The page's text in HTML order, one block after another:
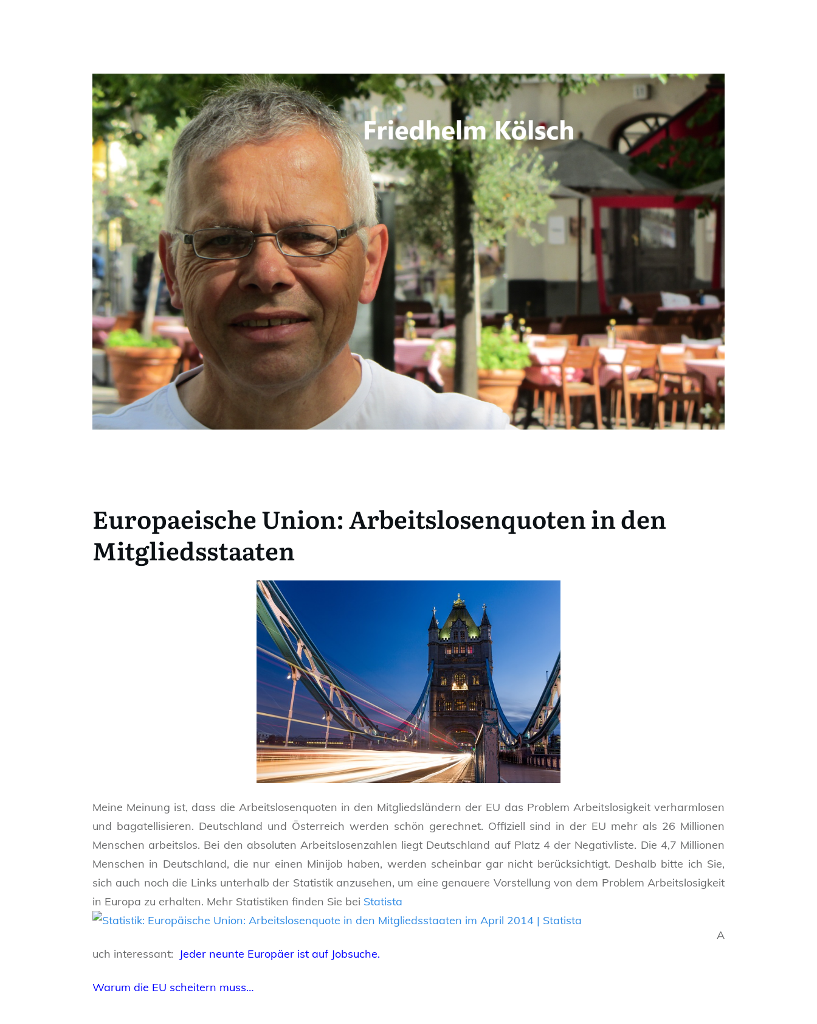
Europaeische Union: Arbeitslosenquoten in den
Mitgliedsstaaten
Meine Meinung ist, dass die Arbeitslosenquoten in den Mitgliedsländern der EU das Problem Arbeitslosigkeit verharmlosen
und bagatellisieren. Deutschland und Österreich werden schön gerechnet. Offiziell sind in der EU mehr als 26 Millionen
Menschen arbeitslos. Bei den absoluten Arbeitslosenzahlen liegt Deutschland auf Platz 4 der Negativliste. Die 4,7 Millionen
Menschen in Deutschland, die nur einen Minijob haben, werden scheinbar gar nicht berücksichtigt. Deshalb bitte ich Sie,
sich auch noch die Links unterhalb der Statistik anzusehen, um eine genauere Vorstellung von dem Problem Arbeitslosigkeit
in Europa zu erhalten. Mehr Statistiken finden Sie bei Statista
A
uch interessant: Jeder neunte Europäer ist auf Jobsuche.
Warum die EU scheitern muss…